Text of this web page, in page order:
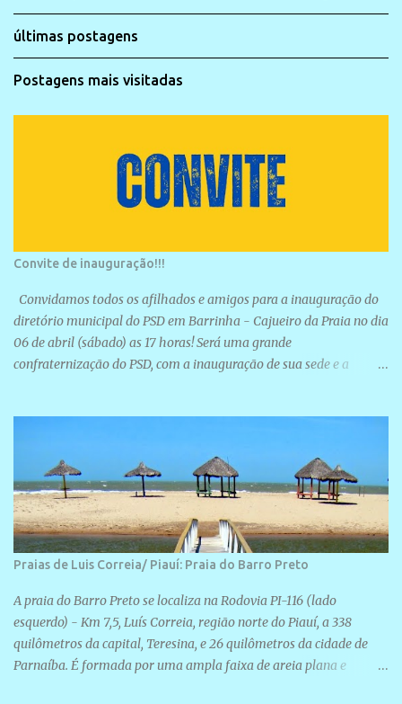
últimas postagens
Postagens mais visitadas
Convite de inauguração!!!
Convidamos todos os afilhados e amigos para a inauguração do
diretório municipal do PSD em Barrinha - Cajueiro da Praia no dia
06 de abril (sábado) as 17 horas! Será uma grande
confraternização do PSD, com a inauguração de sua sede e a
Praias de Luis Correia/ Piauí: Praia do Barro Preto
A praia do Barro Preto se localiza na Rodovia PI-116 (lado
esquerdo) - Km 7,5, Luís Correia, região norte do Piauí, a 338
quilômetros da capital, Teresina, e 26 quilômetros da cidade de
Parnaíba. É formada por uma ampla faixa de areia plana e